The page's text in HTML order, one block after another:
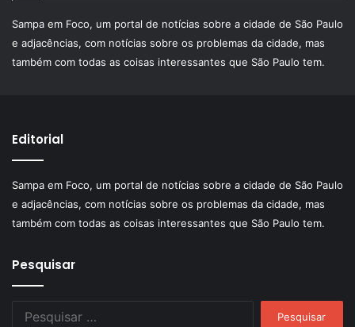
Sampa em Foco, um portal de notícias sobre a cidade de São Paulo
e adjacências, com notícias sobre os problemas da cidade, mas
também com todas as coisas interessantes que São Paulo tem.
Editorial
Sampa em Foco, um portal de notícias sobre a cidade de São Paulo
e adjacências, com notícias sobre os problemas da cidade, mas
também com todas as coisas interessantes que São Paulo tem.
Pesquisar